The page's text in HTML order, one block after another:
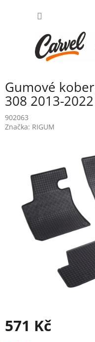
Gumové
308 2013-
902063
Značka: RIGUM
571 Kč